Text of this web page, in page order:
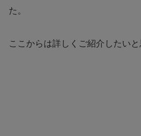
た。
ここからは詳しくご紹介したいと